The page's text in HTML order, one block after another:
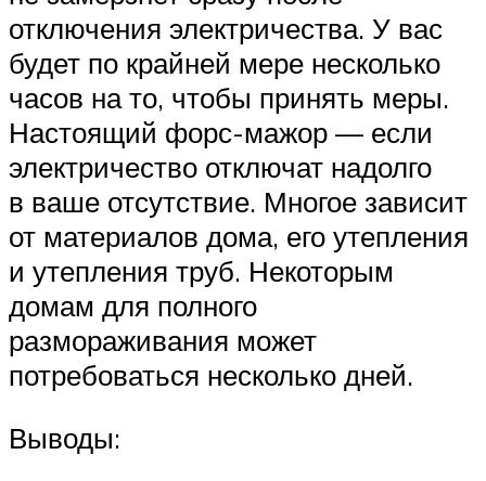
отключения электричества. У вас
будет по крайней мере несколько
часов на то, чтобы принять меры.
Настоящий форс-мажор — если
электричество отключат надолго
в ваше отсутствие. Многое зависит
от материалов дома, его утепления
и утепления труб. Некоторым
домам для полного
размораживания может
потребоваться несколько дней.
Выводы: